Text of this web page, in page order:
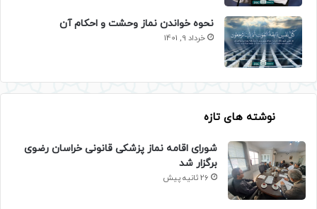
نحوه خواندن نماز وحشت و احکام آن
خرداد 9, 1401
نوشته های تازه
شورای اقامه نماز پزشکی قانونی خراسان رضوی
برگزار شد
26 ثانیه پیش